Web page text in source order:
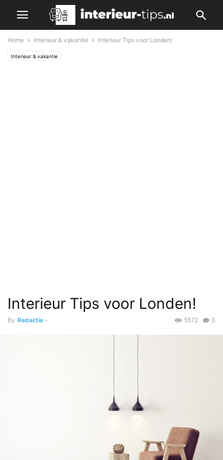
Home Interieur & vakantie Interieur Tips voor Londen!
Interieur & vakantie
Interieur Tips voor Londen!
By Redactie - 0
5572